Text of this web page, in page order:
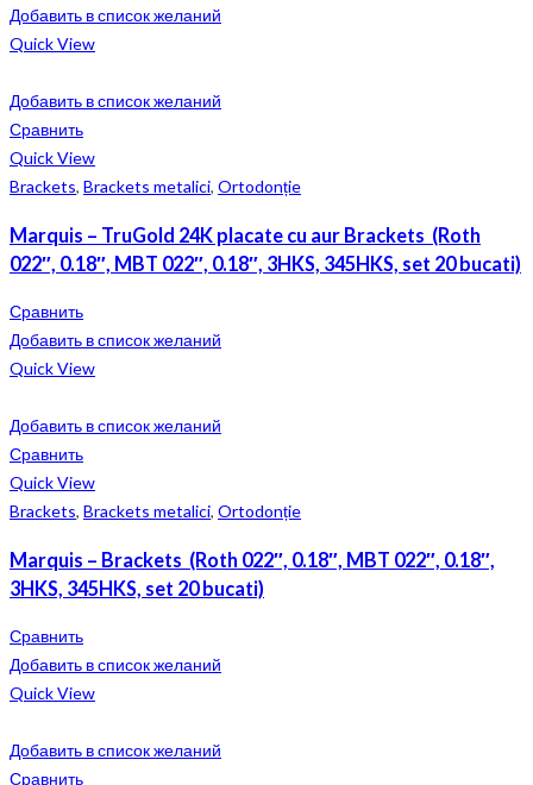
Добавить в список желаний
Quick View
Добавить в список желаний
Сравнить
Quick View
Brackets, Brackets metalici, Ortodonție
Marquis – TruGold 24K placate cu aur Brackets (Roth
022″, 0.18″, MBT 022″, 0.18″, 3HKS, 345HKS, set 20 bucati)
Сравнить
Добавить в список желаний
Quick View
Добавить в список желаний
Сравнить
Quick View
Brackets, Brackets metalici, Ortodonție
Marquis – Brackets (Roth 022″, 0.18″, MBT 022″, 0.18″,
3HKS, 345HKS, set 20 bucati)
Сравнить
Добавить в список желаний
Quick View
Добавить в список желаний
Сравнить